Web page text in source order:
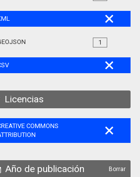
1
Licencias
COMMONS
Año de publicación Borrar